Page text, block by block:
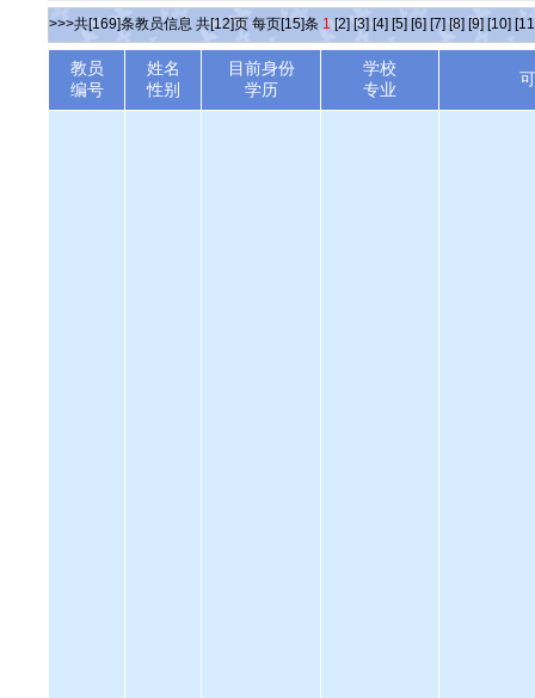
>>>共[169]条教员信息 共[12]页 每页[15]条 1 [2] [3] [4] [5] [6] [7] [8] [9] [10]
教员
编号
姓名
性别
目前身份
学历
学校
专业